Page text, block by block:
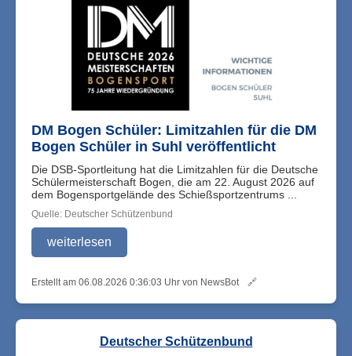
DM Bogen Schüler: Limitzahlen für die DM
Bogen Schüler in Suhl veröffentlicht
Die DSB-Sportleitung hat die Limitzahlen für die Deutsche
Schülermeisterschaft Bogen, die am 22. August 2026 auf
dem Bogensportgelände des Schießsportzentrums ...
Quelle: Deutscher Schützenbund
weiterlesen
Erstellt am 06.08.2026 0:36:03 Uhr von NewsBot 🔗
Deutscher Schützenbund